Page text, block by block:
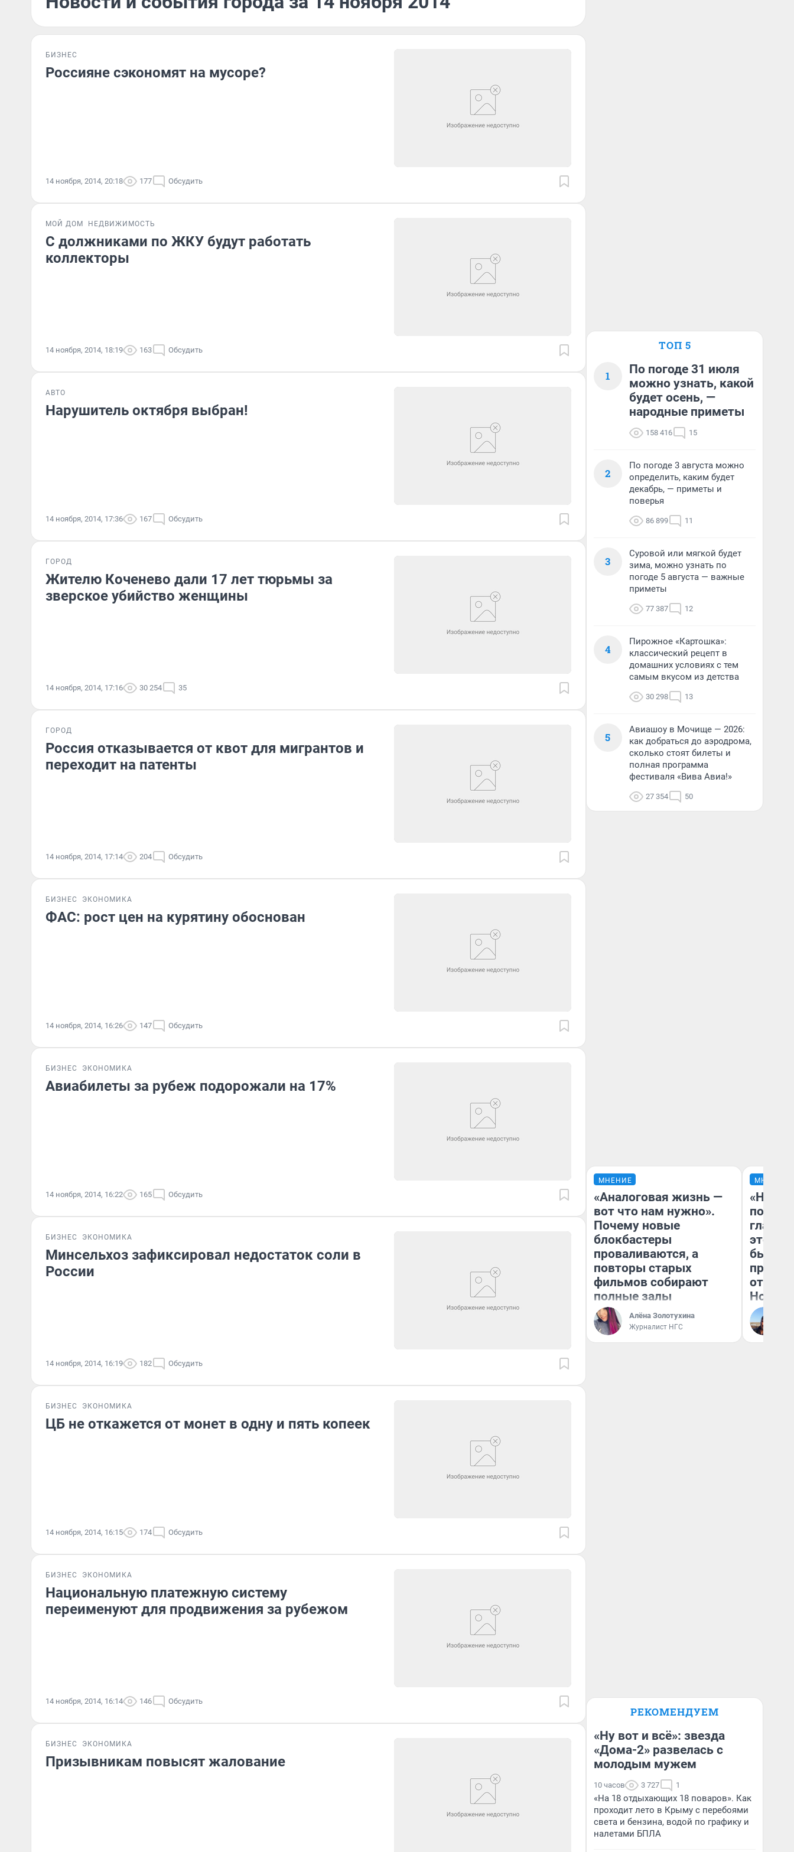
БИЗНЕС
Россияне сэкономят на мусоре?
14 ноября, 2014, 20:18 177 Обсудить
МОЙ ДОМ НЕДВИЖИМОСТЬ
С должниками по ЖКУ будут работать
коллекторы
14 ноября, 2014, 18:19 163 Обсудить
АВТО
Нарушитель октября выбран!
14 ноября, 2014, 17:36 167 Обсудить
ГОРОД
Жителю Коченево дали 17 лет тюрьмы за
зверское убийство женщины
14 ноября, 2014, 17:16 30 254 35
ГОРОД
Россия отказывается от квот для мигрантов и
переходит на патенты
14 ноября, 2014, 17:14 204 Обсудить
БИЗНЕС ЭКОНОМИКА
ФАС: рост цен на курятину обоснован
14 ноября, 2014, 16:26 147 Обсудить
БИЗНЕС ЭКОНОМИКА
Авиабилеты за рубеж подорожали на 17%
14 ноября, 2014, 16:22 165 Обсудить
БИЗНЕС ЭКОНОМИКА
Минсельхоз зафиксировал недостаток соли в
России
14 ноября, 2014, 16:19 182 Обсудить
БИЗНЕС ЭКОНОМИКА
ЦБ не откажется от монет в одну и пять копеек
14 ноября, 2014, 16:15 174 Обсудить
БИЗНЕС ЭКОНОМИКА
Национальную платежную систему
переименуют для продвижения за рубежом
14 ноября, 2014, 16:14 146 Обсудить
БИЗНЕС ЭКОНОМИКА
Призывникам повысят жалование
ТОП 5
1
По погоде 31 июля
можно узнать, какой
будет осень, —
народные приметы
158 416 15
2
По погоде 3 августа можно
определить, каким будет
декабрь, — приметы и
поверья
86 899 11
3
Суровой или мягкой будет
зима, можно узнать по
погоде 5 августа — важные
приметы
77 387 12
4
Пирожное «Картошка»:
классический рецепт в
домашних условиях с тем
самым вкусом из детства
30 298 13
5
Авиашоу в Мочище — 2026:
как добраться до аэродрома,
сколько стоят билеты и
полная программа
фестиваля «Вива Авиа!»
27 354 50
МНЕНИЕ
«Аналоговая жизнь —
вот что нам нужно».
Почему новые
блокбастеры
проваливаются, а
повторы старых
фильмов собирают
полные залы
Алёна Золотухина
Журналист НГС
МНЕНИЕ
этого
бьет
отзыв
Нолана
РЕКОМЕНДУЕМ
«Ну вот и всё»: звезда
«Дома-2» развелась с
молодым мужем
10 часов 3 727 1
«На 18 отдыхающих 18 поваров». Как
проходит лето в Крыму с перебоями
света и бензина, водой по графику и
налетами БПЛА